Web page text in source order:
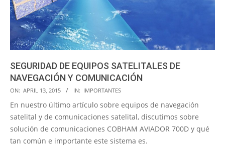
SEGURIDAD DE EQUIPOS SATELITALES DE
NAVEGACIÓN Y COMUNICACIÓN
2015-
04-
13
ON: APRIL 13, 2015 IN: IMPORTANTES
En nuestro último artículo sobre equipos de navegación
satelital y de comunicaciones satelital, discutimos sobre
solución de comunicaciones COBHAM AVIADOR 700D y qué
tan común e importante este sistema es.